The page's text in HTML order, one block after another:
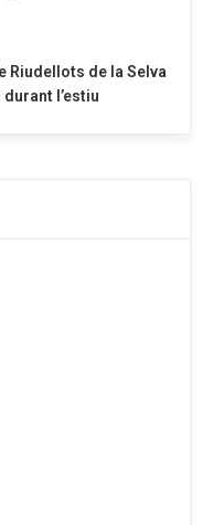
Riudellots de la Selva
l’estiu